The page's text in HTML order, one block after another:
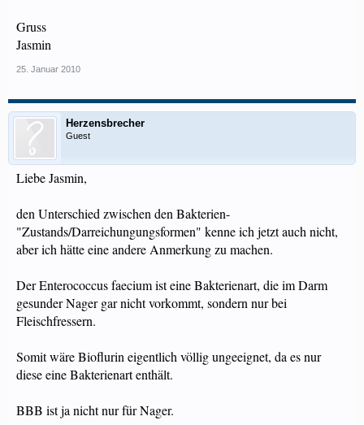
Gruss
Jasmin
25. Januar 2010
Herzensbrecher
Guest
Liebe Jasmin,
den Unterschied zwischen den Bakterien-
"Zustands/Darreichungungsformen" kenne ich jetzt auch nicht,
aber ich hätte eine andere Anmerkung zu machen.
Der Enterococcus faecium ist eine Bakterienart, die im Darm
gesunder Nager gar nicht vorkommt, sondern nur bei
Fleischfressern.
Somit wäre Bioflurin eigentlich völlig ungeeignet, da es nur
diese eine Bakterienart enthält.
BBB ist ja nicht nur für Nager.